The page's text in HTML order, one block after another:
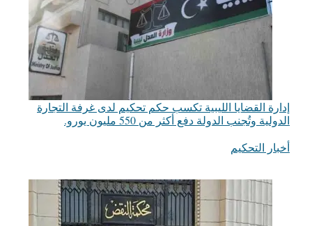
إدارة القضايا الليبية تكسب حكم تحكيم لدى غرفة التجارة
الدولية وتُجنب الدولة دفع أكثر من 550 مليون يورو.
في ما يتعلق بما يأتي
أخبار التحكيم